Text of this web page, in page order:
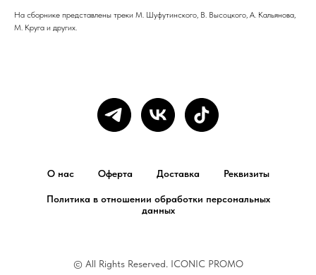
На сборнике представлены треки М. Шуфутинского, В. Высоцкого, А. Кальянова,
М. Круга и других.
О нас Оферта Доставка Реквизиты
Политика в отношении обработки персональных
данных
© All Rights Reserved. ICONIC PROMO